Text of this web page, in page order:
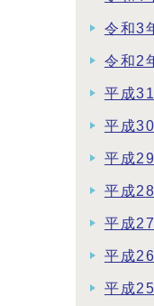
令和3
令和2
平成
平成
平成
平成
平成
平成
平成